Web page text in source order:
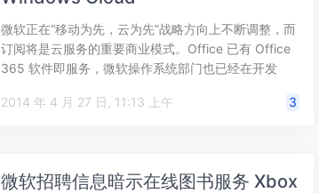
微软正在“移动为先，云为先”战略方向上不断调整，而
订阅将是云服务的重要商业模式。Office 已有 Office
365 软件即服务，微软操作系统部门也已经在开发
2014 年 4 月 27 日, 11:13 上午
3
微软招聘信息暗示在线图书服务 Xbox